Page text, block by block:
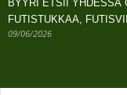
BYYRI ETSII YHDESSÄ
FUTISTUKKAA,
09/06/2026